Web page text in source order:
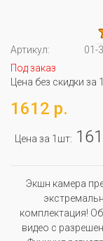
Артикул:
01-
Под заказ
Цена без скидки за
1612 р.
Цена за 1шт:
Экшн камера
комплектация!
видео с